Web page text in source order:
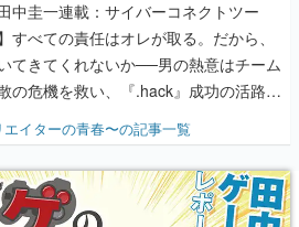
田中圭一連載：サイバーコネクトツー
すべての責任はオレが取る。だから、
てきてくれないか──男の熱意はチーム
の危機を救い、『.hack』成功の活路を
年ジャンプ』色だった【若ゲのいた
イターの青春〜の記事一覧